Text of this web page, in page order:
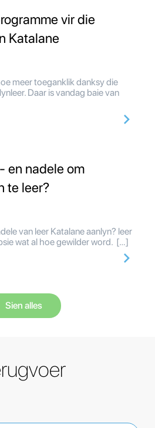
vir die
Katalane
meer toeganklik danksy die
Daar is vandag baie van
en nadele om
te leer?
van leer Katalane aanlyn? leer
wat al hoe gewilder word. […]
Sien alles